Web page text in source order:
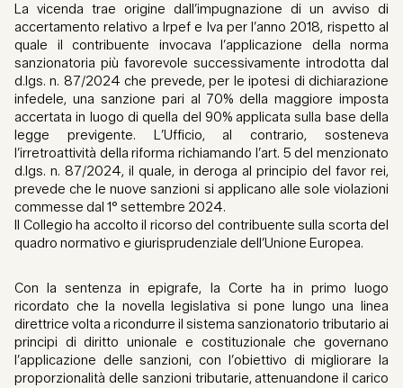
La vicenda trae origine dall’impugnazione di un avviso di
accertamento relativo a Irpef e Iva per l’anno 2018, rispetto al
quale il contribuente invocava l’applicazione della norma
sanzionatoria più favorevole successivamente introdotta dal
d.lgs. n. 87/2024 che prevede, per le ipotesi di dichiarazione
infedele, una sanzione pari al 70% della maggiore imposta
accertata in luogo di quella del 90% applicata sulla base della
legge previgente. L’Ufficio, al contrario, sosteneva
l’irretroattività della riforma richiamando l’art. 5 del menzionato
d.lgs. n. 87/2024, il quale, in deroga al principio del favor rei,
prevede che le nuove sanzioni si applicano alle sole violazioni
commesse dal 1° settembre 2024.
Il Collegio ha accolto il ricorso del contribuente sulla scorta del
quadro normativo e giurisprudenziale dell’Unione Europea.
Con la sentenza in epigrafe, la Corte ha in primo luogo
ricordato che la novella legislativa si pone lungo una linea
direttrice volta a ricondurre il sistema sanzionatorio tributario ai
principi di diritto unionale e costituzionale che governano
l’applicazione delle sanzioni, con l’obiettivo di migliorare la
proporzionalità delle sanzioni tributarie, attenuandone il carico